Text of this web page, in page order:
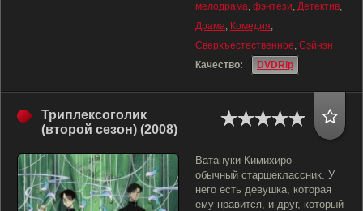
мелодрама, фэнтези, Детектив,
Драма, Комедия,
Сверхъестественное, Сэйнэн
Качество:
DVDRip
Триплексоголик
(второй сезон) (2008)
Ватануки Кимихиро —
обычный старшеклассник. У
него есть девушка, которая
ему нравится, и друг, который